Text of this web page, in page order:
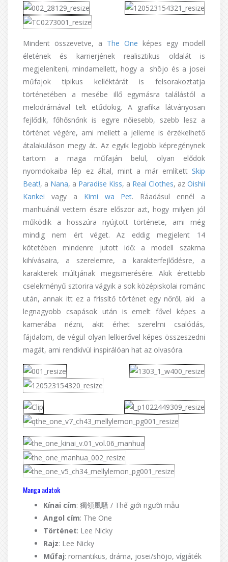
Mindent összevetve, a The One képes egy modell
életének és karrierjének realisztikus oldalát is
megjeleníteni, mindamellett, hogy a shōjo és a josei
műfajok tipikus kelléktárát is felsorakoztatja
történetében a mesébe illő egymásra találástól a
melodrámával telt etűdökig. A grafika látványosan
fejlődik, főhősnőnk is egyre nőiesebb, szebb lesz a
történet végére, ami mellett a jelleme is érzékelhető
átalakuláson megy át. Az egyik legjobb képregénynek
tartom a maga műfaján belül, olyan elődök
nyomdokaiba lép ez által, mint a már említett Skip
Beat!, a Nana, a Paradise Kiss, a Real Clothes, az Oishii
Kankei vagy a Kimi wa Pet. Ráadásul ennél a
manhuánál vettem észre először azt, hogy milyen jól
működik a hosszúra nyújtott története, ami még
mindig nem ért véget. Az eddig megjelent 14
kötetében mindenre jutott idő: a modell szakma
kihívásaira, a szerelemre, a karakterfejlődésre, a
karakterek múltjának megismerésére. Akik érettebb
cselekményű sztorira vágyik a sok középiskolai románc
után, annak itt ez a frissítő történet egy nőről, aki a
legnagyobb csapások után is emelt fővel képes a
kamerába nézni, akit érhet szerelmi csalódás,
fájdalom, de végül olyan lelkierővel képes összeszedni
magát, ami rendkívül inspirálóan hat az olvasóra.
Manga adatok
Kínai cím: 獨領風騷 / Thế giới người mẫu
Angol cím: The One
Történet: Lee Nicky
Rajz: Lee Nicky
Műfaj: romantikus, dráma, josei/shōjo, vígjáték